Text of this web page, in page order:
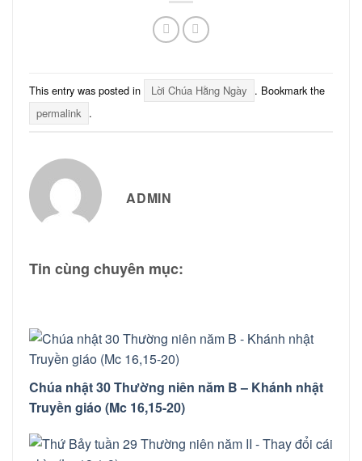
This entry was posted in Lời Chúa Hằng Ngày . Bookmark the
permalink .
ADMIN
Tin cùng chuyên mục:
Chúa nhật 30 Thường niên năm B – Khánh nhật
Truyền giáo (Mc 16,15-20)